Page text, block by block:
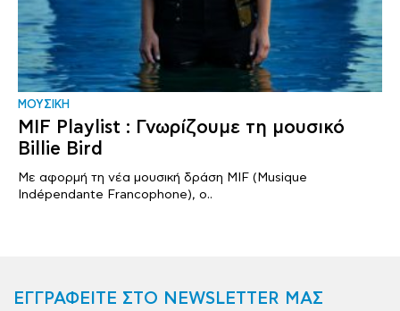
ΜΟΥΣΙΚΗ
MIF Playlist : Γνωρίζουμε τη μουσικό
Billie Bird
Με αφορμή τη νέα μουσική δράση MIF (Musique
Indépendante Francophone), ο..
ΕΓΓΡΑΦΕΙΤΕ ΣΤΟ NEWSLETTER ΜΑΣ